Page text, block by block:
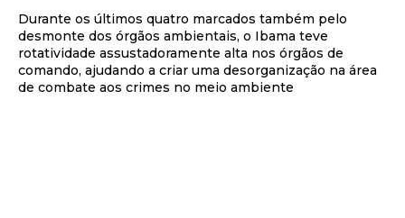
Durante os últimos quatro marcados também pelo
desmonte dos órgãos ambientais, o Ibama teve
rotatividade assustadoramente alta nos órgãos de
comando, ajudando a criar uma desorganização na área
de combate aos crimes no meio ambiente